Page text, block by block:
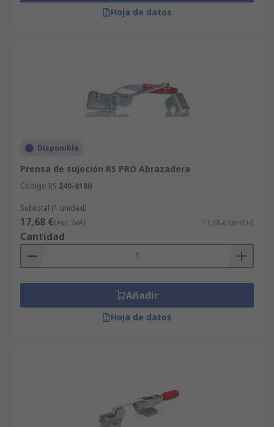
Hoja de datos
Disponible
Prensa de sujeción RS PRO Abrazadera
Código RS 240-8180
Subtotal (1 unidad)
17,68 €(exc. IVA) 17,68 €/unidad
Cantidad
Añadir
Hoja de datos